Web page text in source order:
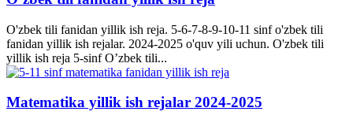
O'zbek tili fanidan yillik ish reja. 5-6-7-8-9-10-11 sinf o'zbek tili
fanidan yillik ish rejalar. 2024-2025 o'quv yili uchun. O'zbek tili
yillik ish reja 5-sinf O’zbek tili...
Matematika yillik ish rejalar 2024-2025